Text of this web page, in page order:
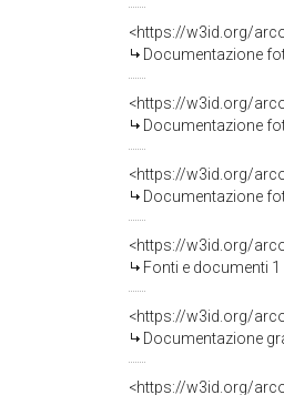
Documentazione
Documentazione
Documentazione
<https://w3id.org/
Fonti e documenti
Documentazione